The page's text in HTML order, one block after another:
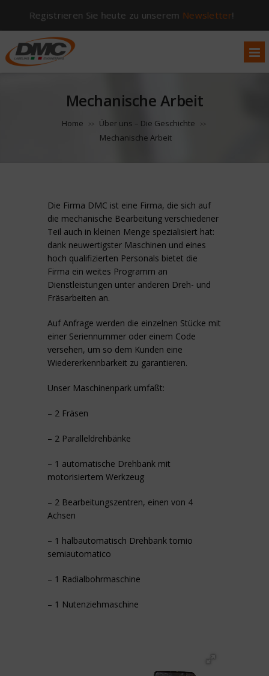
Registrieren Sie heute zu unseremNewsletter
Mechanische Arbeit
Home >> Über uns – Die Geschichte >>
Mechanische Arbeit
Die Firma DMC ist eine Firma, die sich auf
die mechanische Bearbeitung verschiedener
Teil auch in kleinen Menge spezialisiert hat:
dank neuwertigster Maschinen und eines
hoch qualifizierten Personals bietet die
Firma ein weites Programm an
Dienstleistungen unter anderen Dreh- und
Fräsarbeiten an.
Auf Anfrage werden die einzelnen Stücke mit
einer Seriennummer oder einem Code
versehen, um so dem Kunden eine
Wiedererkennbarkeit zu garantieren.
Unser Maschinenpark umfaßt:
– 2 Fräsen
– 2 Paralleldrehbänke
– 1 automatische Drehbank mit
motorisiertem Werkzeug
– 2 Bearbeitungszentren, einen von 4
Achsen
– 1 halbautomatisch Drehbank tornio
semiautomatico
– 1 Radialbohrmaschine
– 1 Nutenziehmaschine